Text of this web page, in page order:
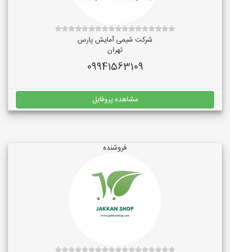
شرکت شیمی آمایش پارس
تهران
09941563109
مشاهده پروفایل
فروشنده